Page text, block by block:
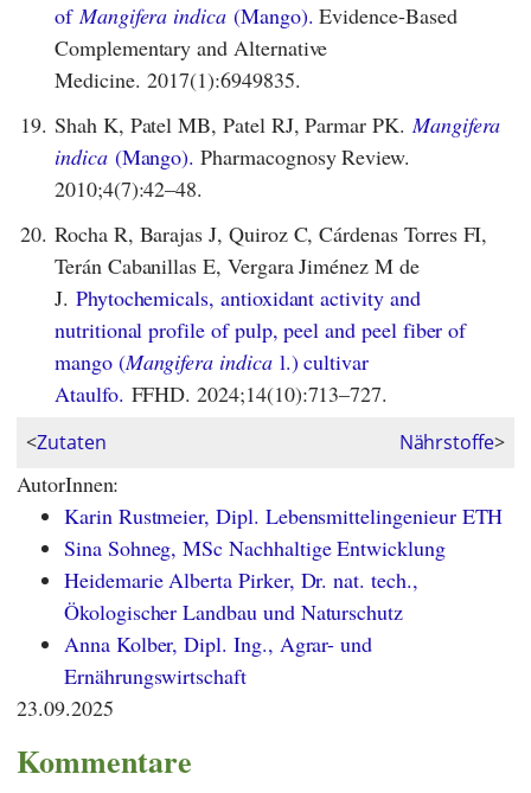
ofMangifera indica (Mango). Evidence-Based
Complementary and Alternative
Medicine. 2017(1):6949835.
19. Shah K, Patel MB, Patel RJ, Parmar PK.Mangifera
indica(Mango). Pharmacognosy Review.
2010;4(7):42–48.
20. Rocha R, Barajas J, Quiroz C, Cárdenas Torres FI,
Terán Cabanillas E, Vergara Jiménez M de
J. Phytochemicals, antioxidant activity and
nutritional profile of pulp, peel and peel fiber of
mango (Mangifera indical.) cultivar
Ataulfo. FFHD. 2024;14(10):713–727.
<Zutaten Nährstoffe>
AutorInnen:
Karin Rustmeier, Dipl. Lebensmittelingenieur ETH
Sina Sohneg, MSc Nachhaltige Entwicklung
Heidemarie Alberta Pirker, Dr. nat. tech.,
Ökologischer Landbau und Naturschutz
Anna Kolber, Dipl. Ing., Agrar- und
Ernährungswirtschaft
23.09.2025
Kommentare